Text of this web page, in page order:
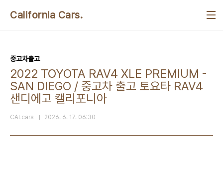
California Cars.
중고차출고
2022 TOYOTA RAV4 XLE PREMIUM -
SAN DIEGO / 중고차 출고 토요타 RAV4
샌디에고 캘리포니아
CALcars 2026. 6. 17. 06:30